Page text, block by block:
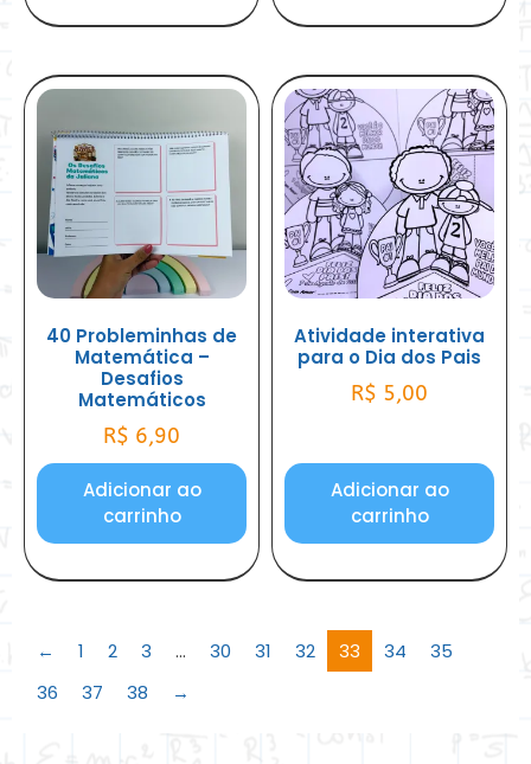
40 Probleminhas de
Matemática –
Desafios
Matemáticos
R$ 6,90
Adicionar ao
carrinho
Atividade interativa
para o Dia dos Pais
R$ 5,00
Adicionar ao
carrinho
← 1 2 3 … 30 31 32 33 34
35
36
37 38 →